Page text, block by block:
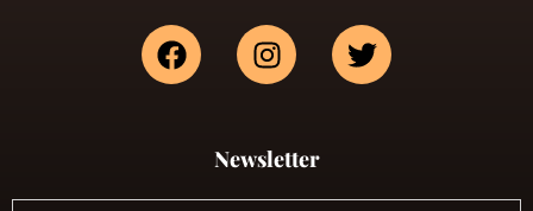
Newsletter